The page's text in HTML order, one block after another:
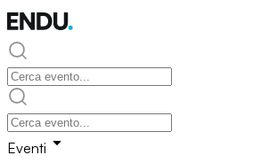
Eventi